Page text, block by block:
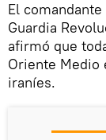
El
Guardia
afirmó que
Oriente Medio
iraníes.